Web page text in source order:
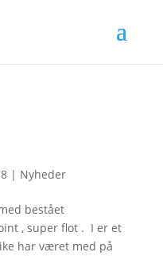
| Nyheder
bestået
, super flot . I er et
har været med på